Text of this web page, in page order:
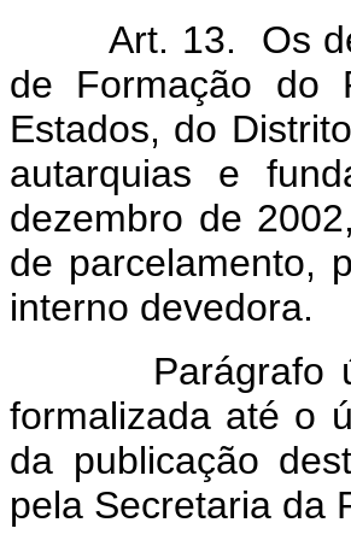
Art. 13. Os
de Formação do
Estados, do
autarquias e
dezembro de
de parcelamento,
interno devedora.
Parágrafo
formalizada até o
da publicação
pela Secretaria da